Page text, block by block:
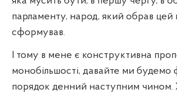
парламенту, народ, який обрав цей
сформував.
І тому в мене є конструктивна
монобільшості, давайте ми будемо
порядок денний наступним чином.